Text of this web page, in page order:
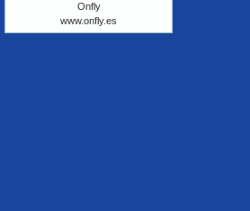
Onfly
www.onfly.es